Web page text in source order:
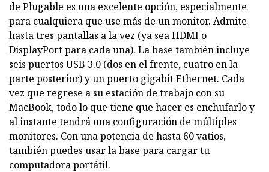
de Plugable es una excelente opción, especialmente
para cualquiera que use más de un monitor. Admite
hasta tres pantallas a la vez (ya sea HDMI o
DisplayPort para cada una). La base también incluye
seis puertos USB 3.0 (dos en el frente, cuatro en la
parte posterior) y un puerto gigabit Ethernet. Cada
vez que regrese a su estación de trabajo con su
MacBook, todo lo que tiene que hacer es enchufarlo y
al instante tendrá una configuración de múltiples
monitores. Con una potencia de hasta 60 vatios,
también puedes usar la base para cargar tu
computadora portátil.